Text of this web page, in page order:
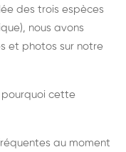
des trois espèces
nous avons
et photos sur notre
pourquoi cette
au moment